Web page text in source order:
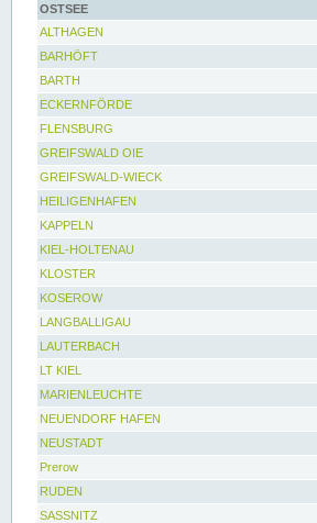
OSTSEE
ALTHAGEN
BARHÖFT
BARTH
ECKERNFÖRDE
FLENSBURG
GREIFSWALD OIE
GREIFSWALD-WIECK
HEILIGENHAFEN
KAPPELN
KIEL-HOLTENAU
KLOSTER
KOSEROW
LANGBALLIGAU
LAUTERBACH
LT KIEL
MARIENLEUCHTE
NEUENDORF HAFEN
NEUSTADT
Prerow
RUDEN
SASSNITZ